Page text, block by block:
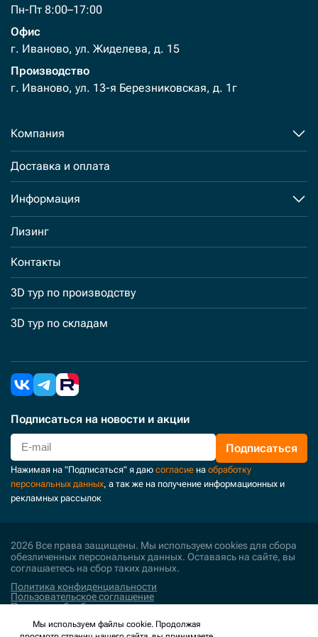
Пн-Пт 8:00–17:00
Офис
г. Иваново, ул. Жиделева, д. 15
Производство
г. Иваново, ул. 13-я Березниковская, д. 1г
Компания
Доставка и оплата
Информация
Лизинг
Контакты
3D тур по производству
3D тур по складам
Подписаться на новости и акции
Подписаться
Нажимая на "Подписаться" я даю согласие на обработку
персональных данных, а так же на получение информационных и
рекламных рассылок
2026 Все права защищены. Мы используем cookies для сбора
обезличенных персональных данных. Оставаясь на сайте, вы
соглашаетесь на сбор таких данных.
Политика конфиденциальности
Пользовательское соглашение
Политика обработки персональных данных
Мы используем файлы cookie. Продолжая